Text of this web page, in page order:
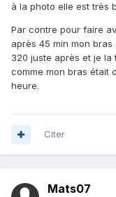
à la photo elle est très
Par contre pour faire
après 45 min mon
320 juste après et je la
comme mon bras était
heure.
Citer
Mats07